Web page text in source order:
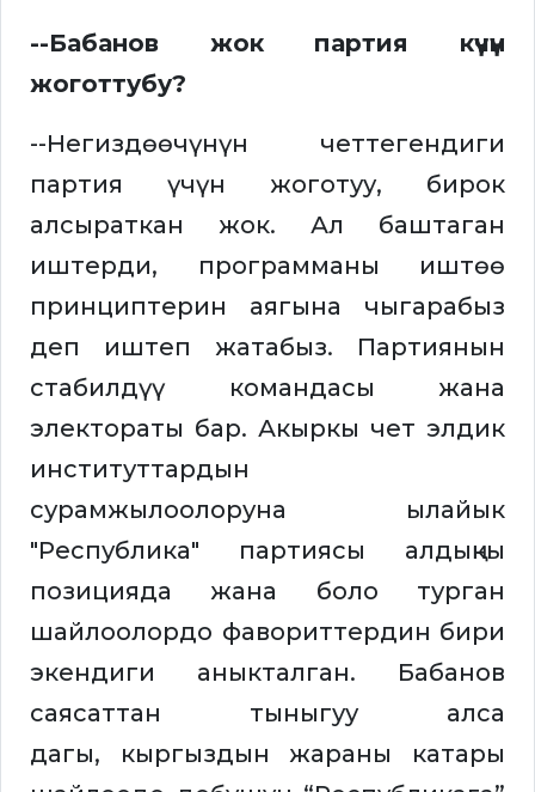
--Бабанов жок партия күчүн
жоготтубу?
--Негиздөөчүнүн четтегендиги
партия үчүн жоготуу, бирок
алсыраткан жок. Ал баштаган
иштерди, программаны иштөө
принциптерин аягына чыгарабыз
деп иштеп жатабыз. Партиянын
стабилдүү командасы жана
электораты бар. Акыркы чет элдик
институттардын
сурамжылоолоруна ылайык
"Республика" партиясы алдыңкы
позицияда жана боло турган
шайлоолордо фавориттердин бири
экендиги аныкталган. Бабанов
саясаттан тыныгуу алса
дагы, кыргыздын жараны катары